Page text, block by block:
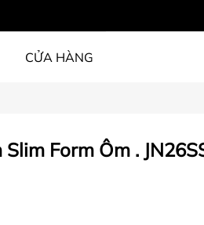
CỬA HÀNG
Form Ôm .